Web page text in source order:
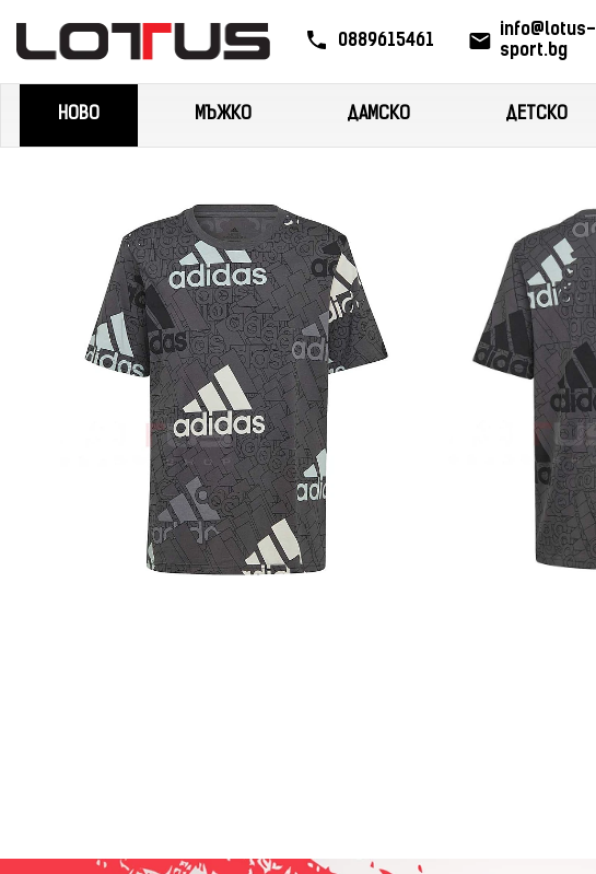
0889615461
info@lotus-
sport.bg
НОВО МЪЖКО ДАМСКО ДЕТСКО